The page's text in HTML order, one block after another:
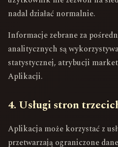
nadal działać normalnie.
Informacje zebrane za
analitycznych są
statystycznej, atrybucji
Aplikacji.
4. Usługi stron
Aplikacja może korzystać z
przetwarzają ograniczone